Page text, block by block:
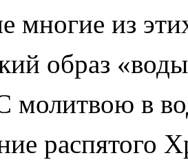
многие из
образ
молитвою в
распятого